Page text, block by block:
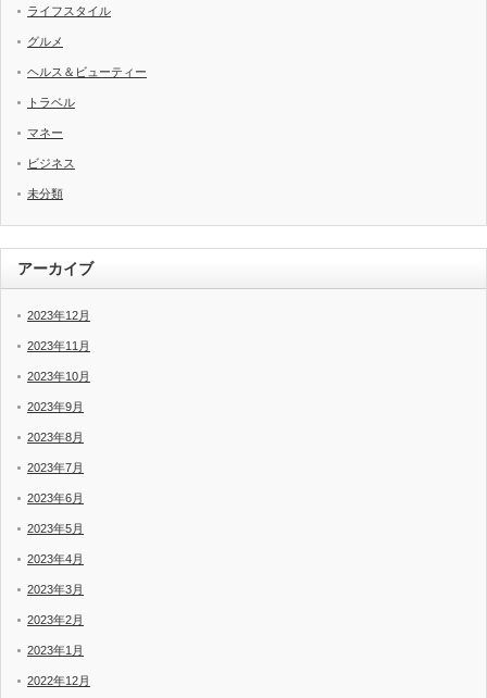
ライフスタイル
グルメ
ヘルス＆ビューティー
トラベル
マネー
ビジネス
未分類
アーカイブ
2023年12月
2023年11月
2023年10月
2023年9月
2023年8月
2023年7月
2023年6月
2023年5月
2023年4月
2023年3月
2023年2月
2023年1月
2022年12月